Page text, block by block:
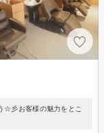
☆彡お客様の魅力をとこ